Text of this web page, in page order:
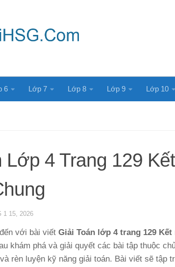
6 Lớp 7 Lớp 8 Lớp 9 Lớp 10
Lớp 4 Trang 129
1 15, 2026
với bài viết Giải Toán lớp 4 trang 129
khám phá và giải quyết các bài tập thuộc
rèn luyện kỹ năng giải toán. Bài viết sẽ tập